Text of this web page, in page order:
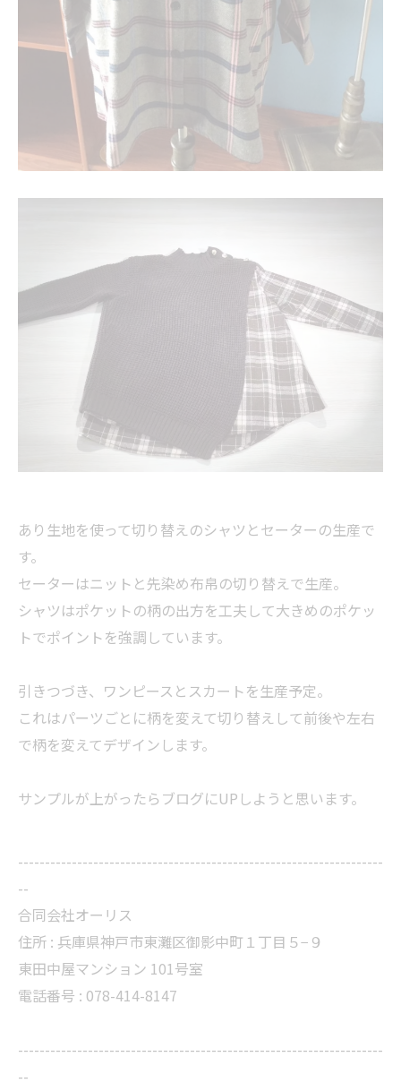
あり生地を使って切り替えのシャツとセーターの生産で
す。
セーターはニットと先染め布帛の切り替えで生産。
シャツはポケットの柄の出方を工夫して大きめのポケッ
トでポイントを強調しています。
引きつづき、ワンピースとスカートを生産予定。
これはパーツごとに柄を変えて切り替えして前後や左右
で柄を変えてデザインします。
サンプルが上がったらブログにUPしようと思います。
--------------------------------------------------------------------
--
合同会社オーリス
住所 : 兵庫県神戸市東灘区御影中町１丁目５−９
東田中屋マンション 101号室
電話番号 : 078-414-8147
--------------------------------------------------------------------
--